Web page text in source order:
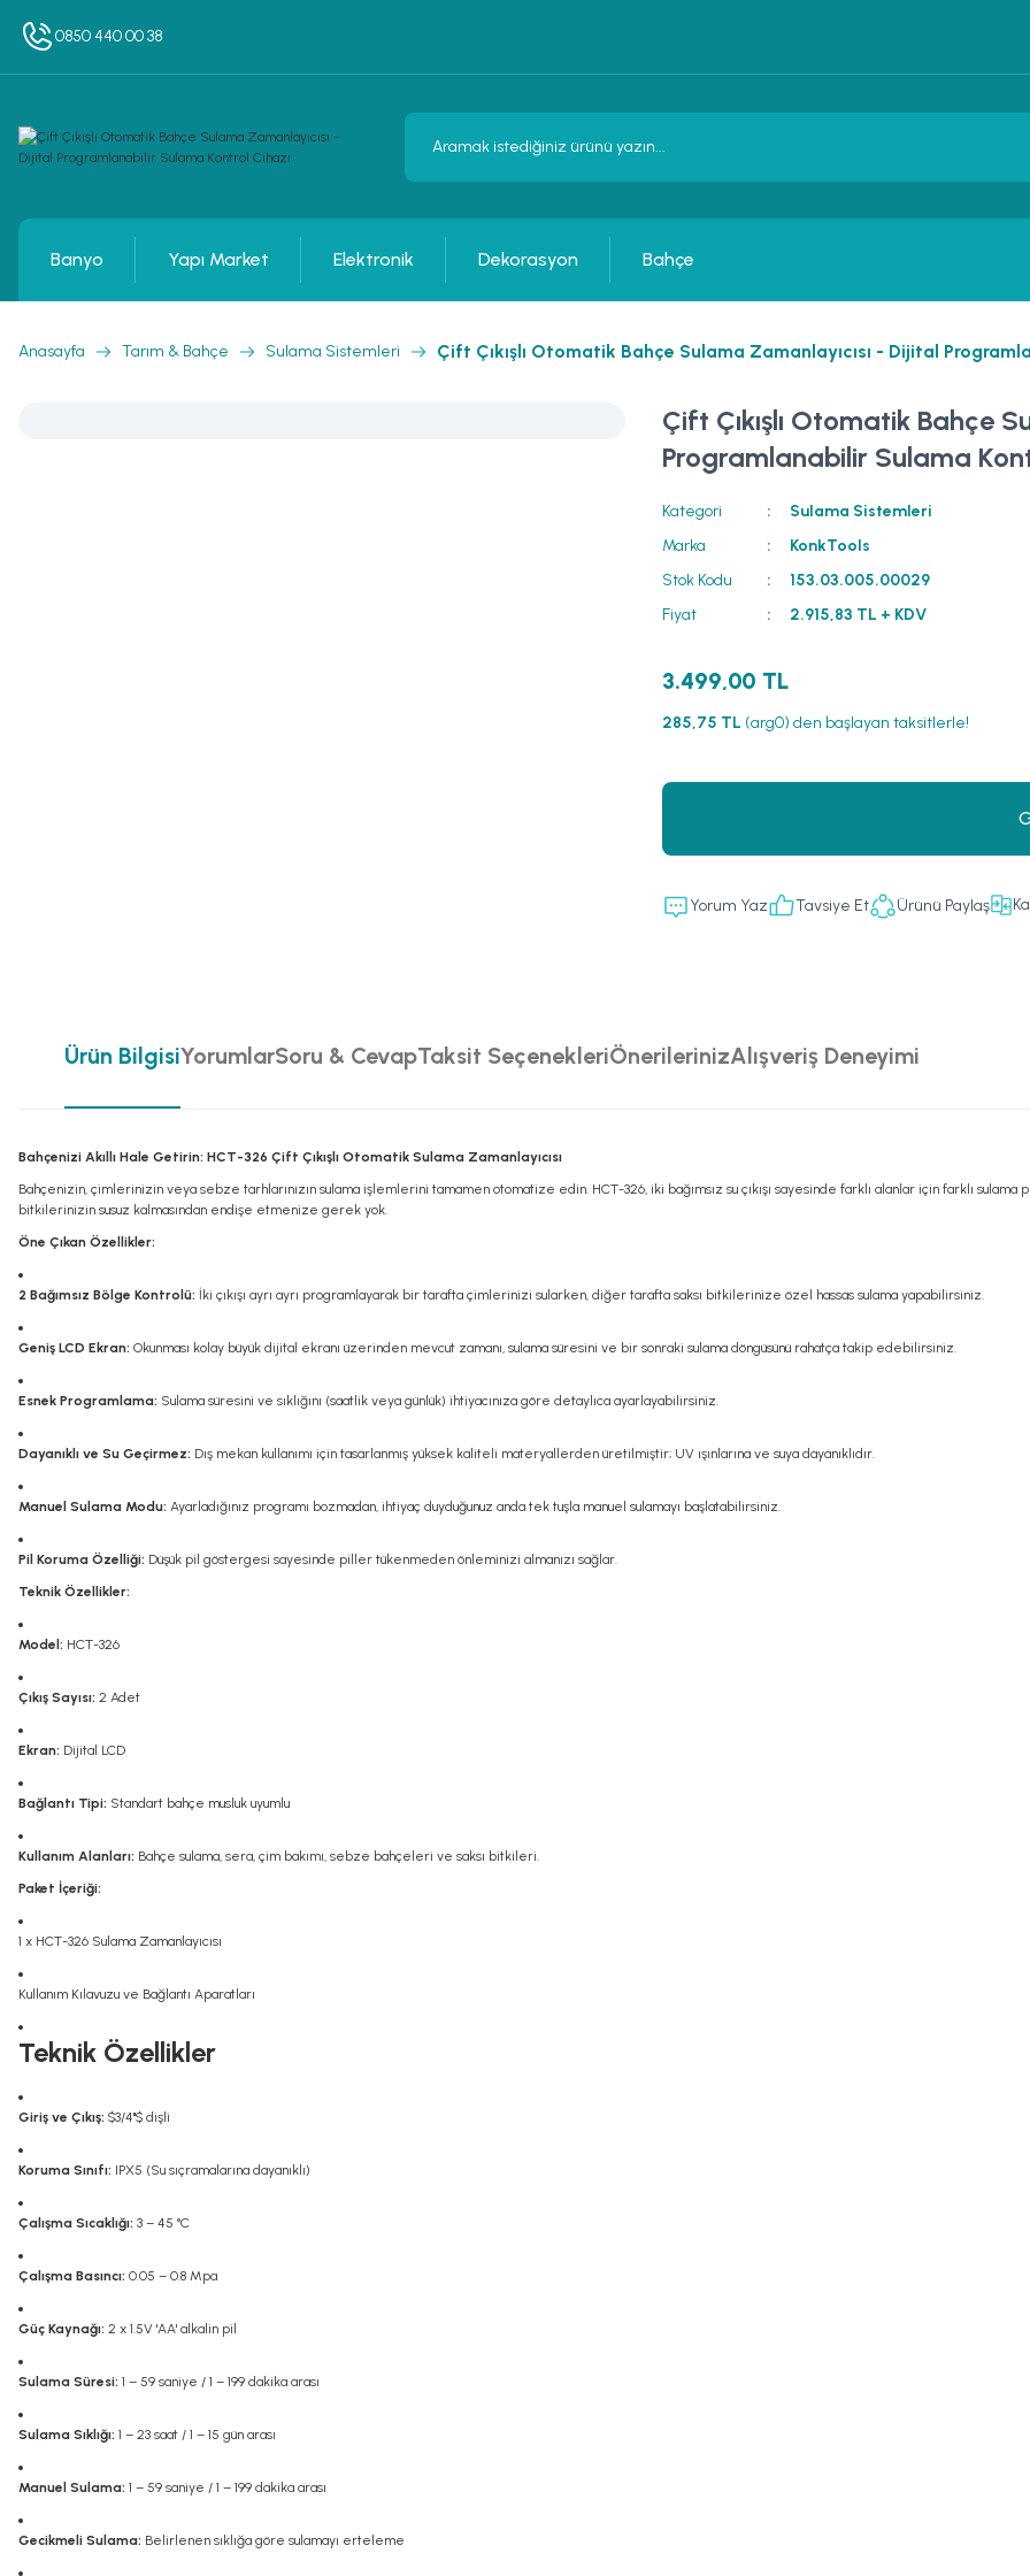
0850 440 00 38
Banyo Yapı Market Elektronik Dekorasyon Bahçe
Anasayfa Tarım & Bahçe Sulama Sistemleri Çift Çıkışlı Otomatik Bahçe Sulama Zamanlayıcısı - Dijital
Çift Çıkışlı Otomatik Bahçe
Programlanabilir Sulama
Kategori
Sulama Sistemleri
Marka
KonkTools
Stok Kodu
153.03.005.00029
Fiyat
2.915,83 TL + KDV
3.499,00 TL
285,75 TL (arg0) den başlayan taksitlerle!
Yorum Yaz Tavsiye Et Ürünü Paylaş
Ürün BilgisiYorumlarSoru & CevapTaksit SeçenekleriÖnerilerinizAlışveriş Deneyimi
Bahçenizi Akıllı Hale Getirin: HCT-326 Çift Çıkışlı Otomatik Sulama Zamanlayıcısı
Bahçenizin, çimlerinizin veya sebze tarhlarınızın sulama işlemlerini tamamen otomatize edin. HCT-326, iki bağımsız su çıkışı sayesinde farklı alanlar için farklı
bitkilerinizin susuz kalmasından endişe etmenize gerek yok.
Öne Çıkan Özellikler:
2 Bağımsız Bölge Kontrolü: İki çıkışı ayrı ayrı programlayarak bir tarafta çimlerinizi sularken, diğer tarafta saksı bitkilerinize özel hassas sulama yapabilirsiniz.
Geniş LCD Ekran: Okunması kolay büyük dijital ekranı üzerinden mevcut zamanı, sulama süresini ve bir sonraki sulama döngüsünü rahatça takip edebilirsiniz.
Esnek Programlama: Sulama süresini ve sıklığını (saatlik veya günlük) ihtiyacınıza göre detaylıca ayarlayabilirsiniz.
Dayanıklı ve Su Geçirmez: Dış mekan kullanımı için tasarlanmış yüksek kaliteli materyallerden üretilmiştir; UV ışınlarına ve suya dayanıklıdır.
Manuel Sulama Modu: Ayarladığınız programı bozmadan, ihtiyaç duyduğunuz anda tek tuşla manuel sulamayı başlatabilirsiniz.
Pil Koruma Özelliği: Düşük pil göstergesi sayesinde piller tükenmeden önleminizi almanızı sağlar.
Teknik Özellikler:
Model: HCT-326
Çıkış Sayısı: 2 Adet
Ekran: Dijital LCD
Bağlantı Tipi: Standart bahçe musluk uyumlu
Kullanım Alanları: Bahçe sulama, sera, çim bakımı, sebze bahçeleri ve saksı bitkileri.
Paket İçeriği:
1 x HCT-326 Sulama Zamanlayıcısı
Kullanım Kılavuzu ve Bağlantı Aparatları
Teknik Özellikler
Giriş ve Çıkış: $3/4"$ dişli
Koruma Sınıfı: IPX5 (Su sıçramalarına dayanıklı)
Çalışma Sıcaklığı: 3 – 45 °C
Çalışma Basıncı: 0.05 – 0.8 Mpa
Güç Kaynağı: 2 x 1.5V 'AA' alkalin pil
Sulama Süresi: 1 – 59 saniye / 1 – 199 dakika arası
Sulama Sıklığı: 1 – 23 saat / 1 – 15 gün arası
Manuel Sulama: 1 – 59 saniye / 1 – 199 dakika arası
Gecikmeli Sulama: Belirlenen sıklığa göre sulamayı erteleme